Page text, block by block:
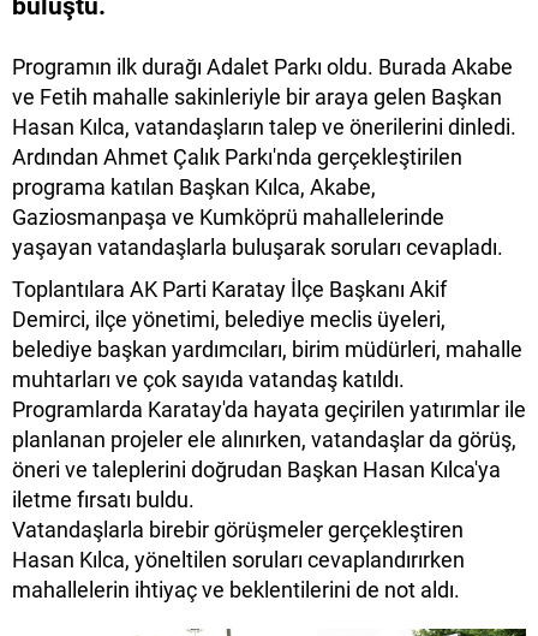
buluştu.
Programın ilk durağı Adalet Parkı oldu. Burada Akabe
ve Fetih mahalle sakinleriyle bir araya gelen Başkan
Hasan Kılca, vatandaşların talep ve önerilerini dinledi.
Ardından Ahmet Çalık Parkı'nda gerçekleştirilen
programa katılan Başkan Kılca, Akabe,
Gaziosmanpaşa ve Kumköprü mahallelerinde
yaşayan vatandaşlarla buluşarak soruları cevapladı.
Toplantılara AK Parti Karatay İlçe Başkanı Akif
Demirci, ilçe yönetimi, belediye meclis üyeleri,
belediye başkan yardımcıları, birim müdürleri, mahalle
muhtarları ve çok sayıda vatandaş katıldı.
Programlarda Karatay'da hayata geçirilen yatırımlar ile
planlanan projeler ele alınırken, vatandaşlar da görüş,
öneri ve taleplerini doğrudan Başkan Hasan Kılca'ya
iletme fırsatı buldu.
Vatandaşlarla birebir görüşmeler gerçekleştiren
Hasan Kılca, yöneltilen soruları cevaplandırırken
mahallelerin ihtiyaç ve beklentilerini de not aldı.